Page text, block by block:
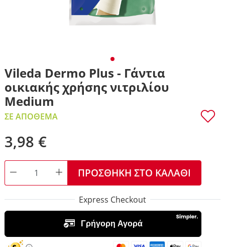
Vileda Dermo Plus - Γάντια
οικιακής χρήσης νιτριλίου
Medium
ΣΕ ΑΠΌΘΕΜΑ
3,98 €
DECREASE QUANTITYINCREASE QUANTITY
ΠΡΟΣΘΉΚΗ ΣΤΟ ΚΑΛΆΘΙ
Express Checkout